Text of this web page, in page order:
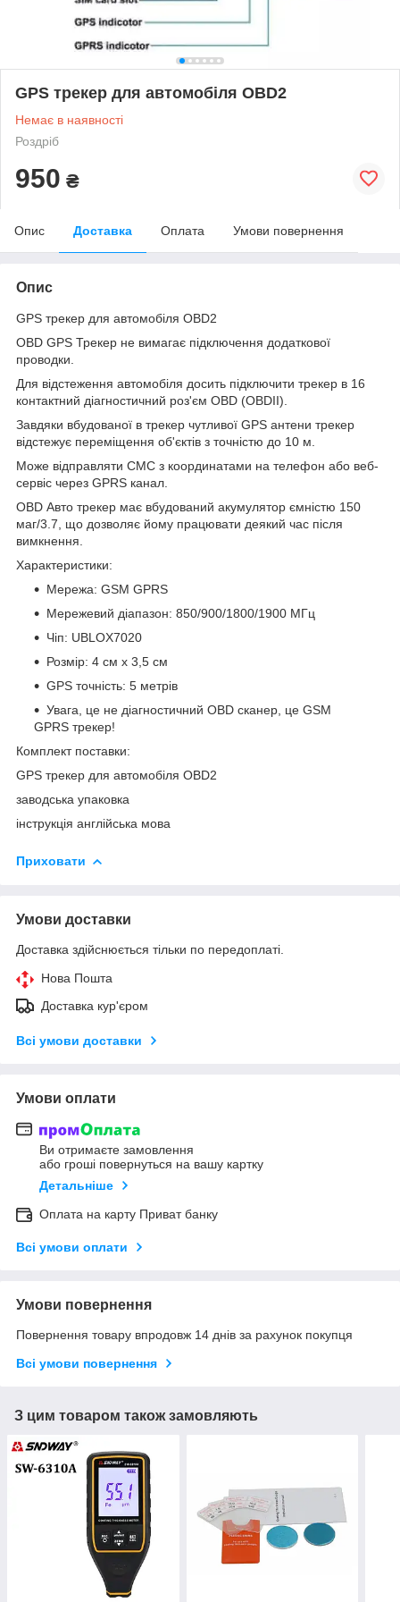
GPS трекер для автомобіля OBD2
Немає в наявності
Роздріб
950 ₴
Опис Доставка Оплата Умови повернення
Опис
GPS трекер для автомобіля OBD2
OBD GPS Трекер не вимагає підключення додаткової
проводки.
Для відстеження автомобіля досить підключити трекер в 16
контактний діагностичний роз'єм OBD (OBDII).
Завдяки вбудованої в трекер чутливої GPS антени трекер
відстежує переміщення об'єктів з точністю до 10 м.
Може відправляти СМС з координатами на телефон або веб-
сервіс через GPRS канал.
OBD Авто трекер має вбудований акумулятор ємністю 150
маг/3.7, що дозволяє йому працювати деякий час після
вимкнення.
Характеристики:
Мережа: GSM GPRS
Мережевий діапазон: 850/900/1800/1900 МГц
Чіп: UBLOX7020
Розмір: 4 см х 3,5 см
GPS точність: 5 метрів
Увага, це не діагностичний OBD сканер, це GSM
GPRS трекер!
Комплект поставки:
GPS трекер для автомобіля OBD2
заводська упаковка
інструкція англійська мова
Приховати
Умови доставки
Доставка здійснюється тільки по передоплаті.
Нова Пошта
Доставка кур'єром
Всі умови доставки
Умови оплати
Ви отримаєте замовлення
або гроші повернуться на вашу картку
Детальніше
Оплата на карту Приват банку
Всі умови оплати
Умови повернення
Повернення товару впродовж 14 днів за рахунок покупця
Всі умови повернення
З цим товаром також замовляють